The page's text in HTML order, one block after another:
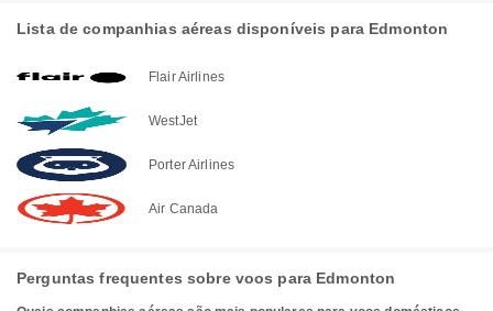
Lista de companhias aéreas disponíveis para Edmonton
Flair Airlines
WestJet
Porter Airlines
Air Canada
Perguntas frequentes sobre voos para Edmonton